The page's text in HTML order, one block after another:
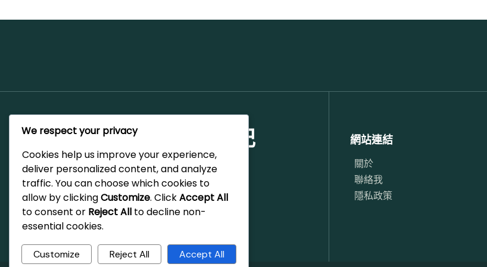
Rita 的世界漫遊筆記
文章以龜速從IG搬移中，
網站連結
關於
聯絡我
隱私政策
We respect your privacy
Cookies help us improve your experience,
deliver personalized content, and analyze
traffic. You can choose which cookies to
allow by clickingCustomize. ClickAccept All
to consent or Reject All to decline non-
essential cookies.
Customize Reject All Accept All